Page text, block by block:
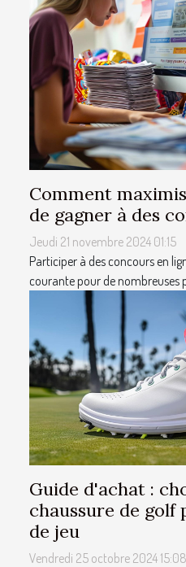
Comment
de gagner à des
Jeudi 21 novembre 2024 01:15
Participer à des concours en
courante pour de nombreuses
Guide d'achat :
chaussure de golf
de jeu
Vendredi 25 octobre 2024 15:08